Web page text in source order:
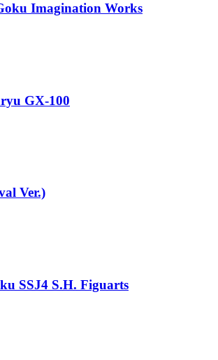
Imagination Works
GX-100
Ver.)
SSJ4 S.H. Figuarts